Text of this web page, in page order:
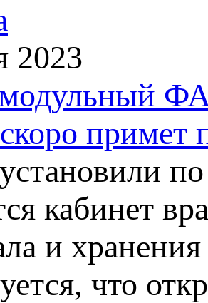
2023
примет
кабинет
и
что